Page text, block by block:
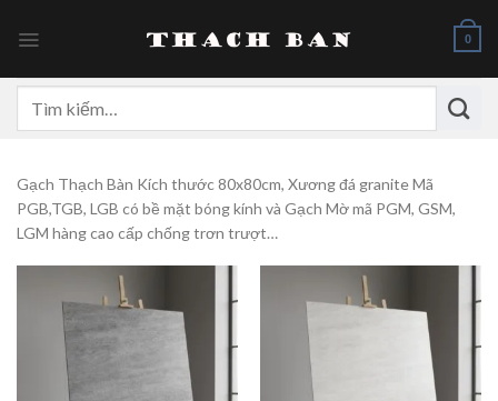
0
kiếm:
Gạch Thạch Bàn Kích thước 80x80cm, Xương đá granite Mã
PGB,TGB, LGB có bề mặt bóng kính và Gạch Mờ mã PGM, GSM,
LGM hàng cao cấp chống trơn trượt…